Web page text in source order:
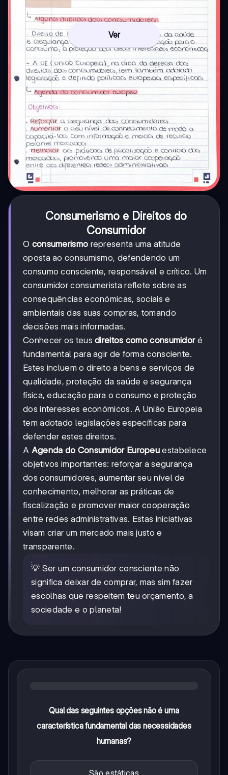
Ver
Consumerismo e Direitos do
Consumidor
O consumerismo representa uma atitude
oposta ao consumismo, defendendo um
consumo consciente, responsável e crítico. Um
consumidor consumerista reflete sobre as
consequências económicas, sociais e
ambientais das suas compras, tomando
decisões mais informadas.
Conhecer os teusdireitos como consumidoré
fundamental para agir de forma consciente.
Estes incluem o direito a bens e serviços de
qualidade, proteção da saúde e segurança
física, educação para o consumo e proteção
dos interesses económicos. A União Europeia
tem adotado legislações específicas para
defender estes direitos.
A Agenda do Consumidor Europeu estabelece
objetivos importantes: reforçar a segurança
dos consumidores, aumentar seu nível de
conhecimento, melhorar as práticas de
fiscalização e promover maior cooperação
entre redes administrativas. Estas iniciativas
visam criar um mercado mais justo e
transparente.
💡 Ser um consumidor consciente não
significa deixar de comprar, mas sim fazer
escolhas que respeitem teu orçamento, a
sociedade e o planeta!
Qual das seguintes opções não é uma
característica fundamental das necessidades
humanas?
São estáticas